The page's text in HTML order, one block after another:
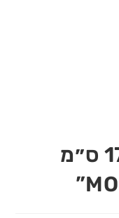
ברז מטבח נשלף 17.5 ס״מ